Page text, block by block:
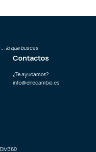
lo que buscas
Contactos
¿Te ayudamos?
info@elrecambio.es
DM360